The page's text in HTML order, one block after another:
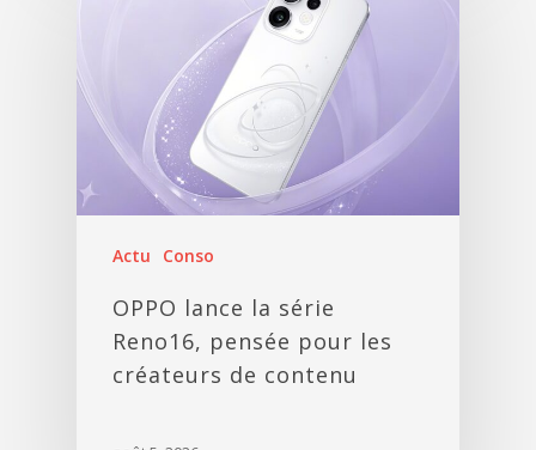
Actu Conso
OPPO lance la série
Reno16, pensée pour les
créateurs de contenu